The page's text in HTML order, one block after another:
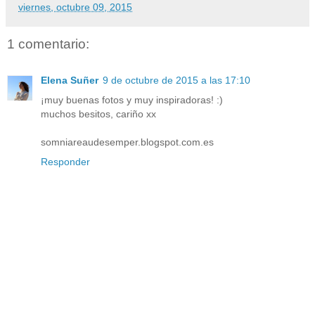
viernes, octubre 09, 2015
1 comentario:
Elena Suñer 9 de octubre de 2015 a las 17:10
¡muy buenas fotos y muy inspiradoras! :)
muchos besitos, cariño xx
somniareaudesemper.blogspot.com.es
Responder